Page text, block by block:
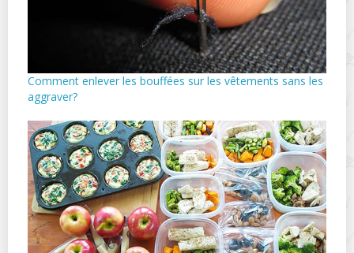
Comment enlever les bouffées sur les vêtements sans les
aggraver?